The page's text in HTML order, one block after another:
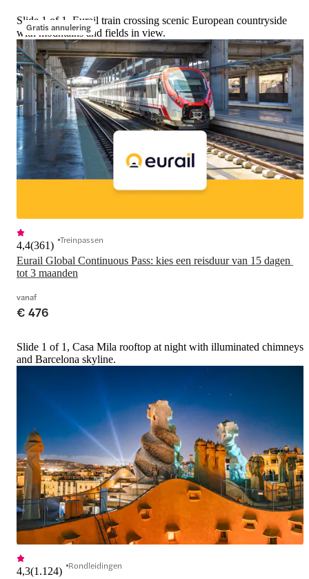
Gratis annulering
Slide 1 of 1, Eurail train crossing scenic European countryside
with mountains and fields in view.
Eurail Global Continuous Pass: kies een reisduur van 15 dagen
tot 3 maanden
4,4(361) Treinpassen
vanaf
€ 476
Slide 1 of 1, Casa Mila rooftop at night with illuminated chimneys
and Barcelona skyline.
4,3(1.124) Rondleidingen